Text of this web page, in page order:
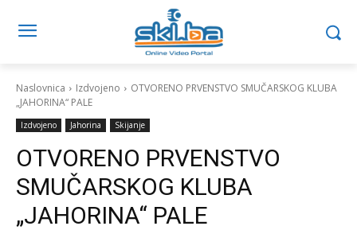
Naslovnica Izdvojeno
OTVORENO PRVENSTVO SMUČARSKOG KLUBA
„JAHORINA“ PALE
Izdvojeno Jahorina Skijanje
OTVORENO PRVENSTVO
SMUČARSKOG KLUBA
„JAHORINA“ PALE